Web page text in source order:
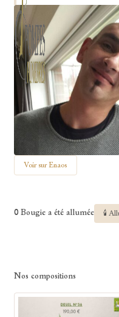
Voir sur Enaos
0 Bougie a été allumée 🕯
Nos compositions